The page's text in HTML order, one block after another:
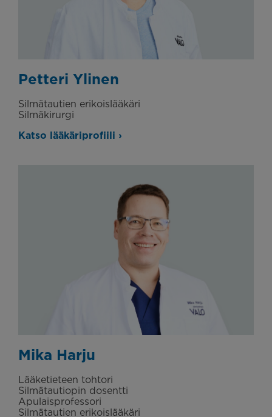
Petteri Ylinen
Silmätautien erikoislääkäri
Silmäkirurgi
Katso lääkäriprofiili ›
Mika Harju
Lääketieteen tohtori
Silmätautiopin dosentti
Apulaisprofessori
Silmätautien erikoislääkäri